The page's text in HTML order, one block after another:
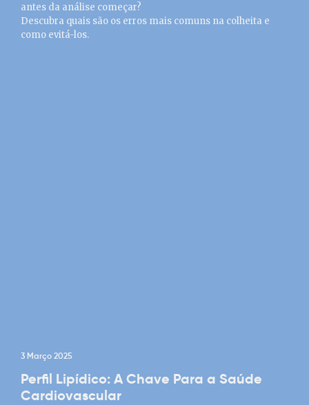
antes da análise começar?
Descubra quais são os erros mais comuns na colheita e
como evitá-los.
3 Março 2025
Perfil Lipídico: A Chave Para a Saúde
Cardiovascular